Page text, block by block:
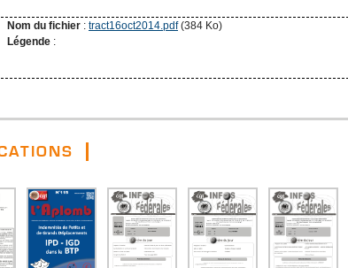
Nom du fichier : tract16oct2014.pdf(384 Ko)
Légende :